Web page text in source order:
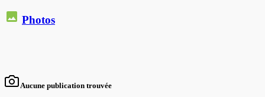
Photos
Aucune publication trouvée